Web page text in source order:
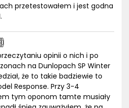
przetestowałem i jest godna
opinii o nich i po
na Dunlopach SP Winter
że to takie badziewie to
Response. Przy 3-4
tym oponom tamte musiały